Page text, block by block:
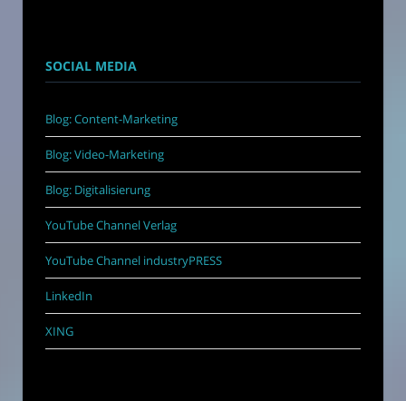
SOCIAL MEDIA
Blog: Content-Marketing
Blog: Video-Marketing
Blog: Digitalisierung
YouTube Channel Verlag
YouTube Channel industryPRESS
LinkedIn
XING